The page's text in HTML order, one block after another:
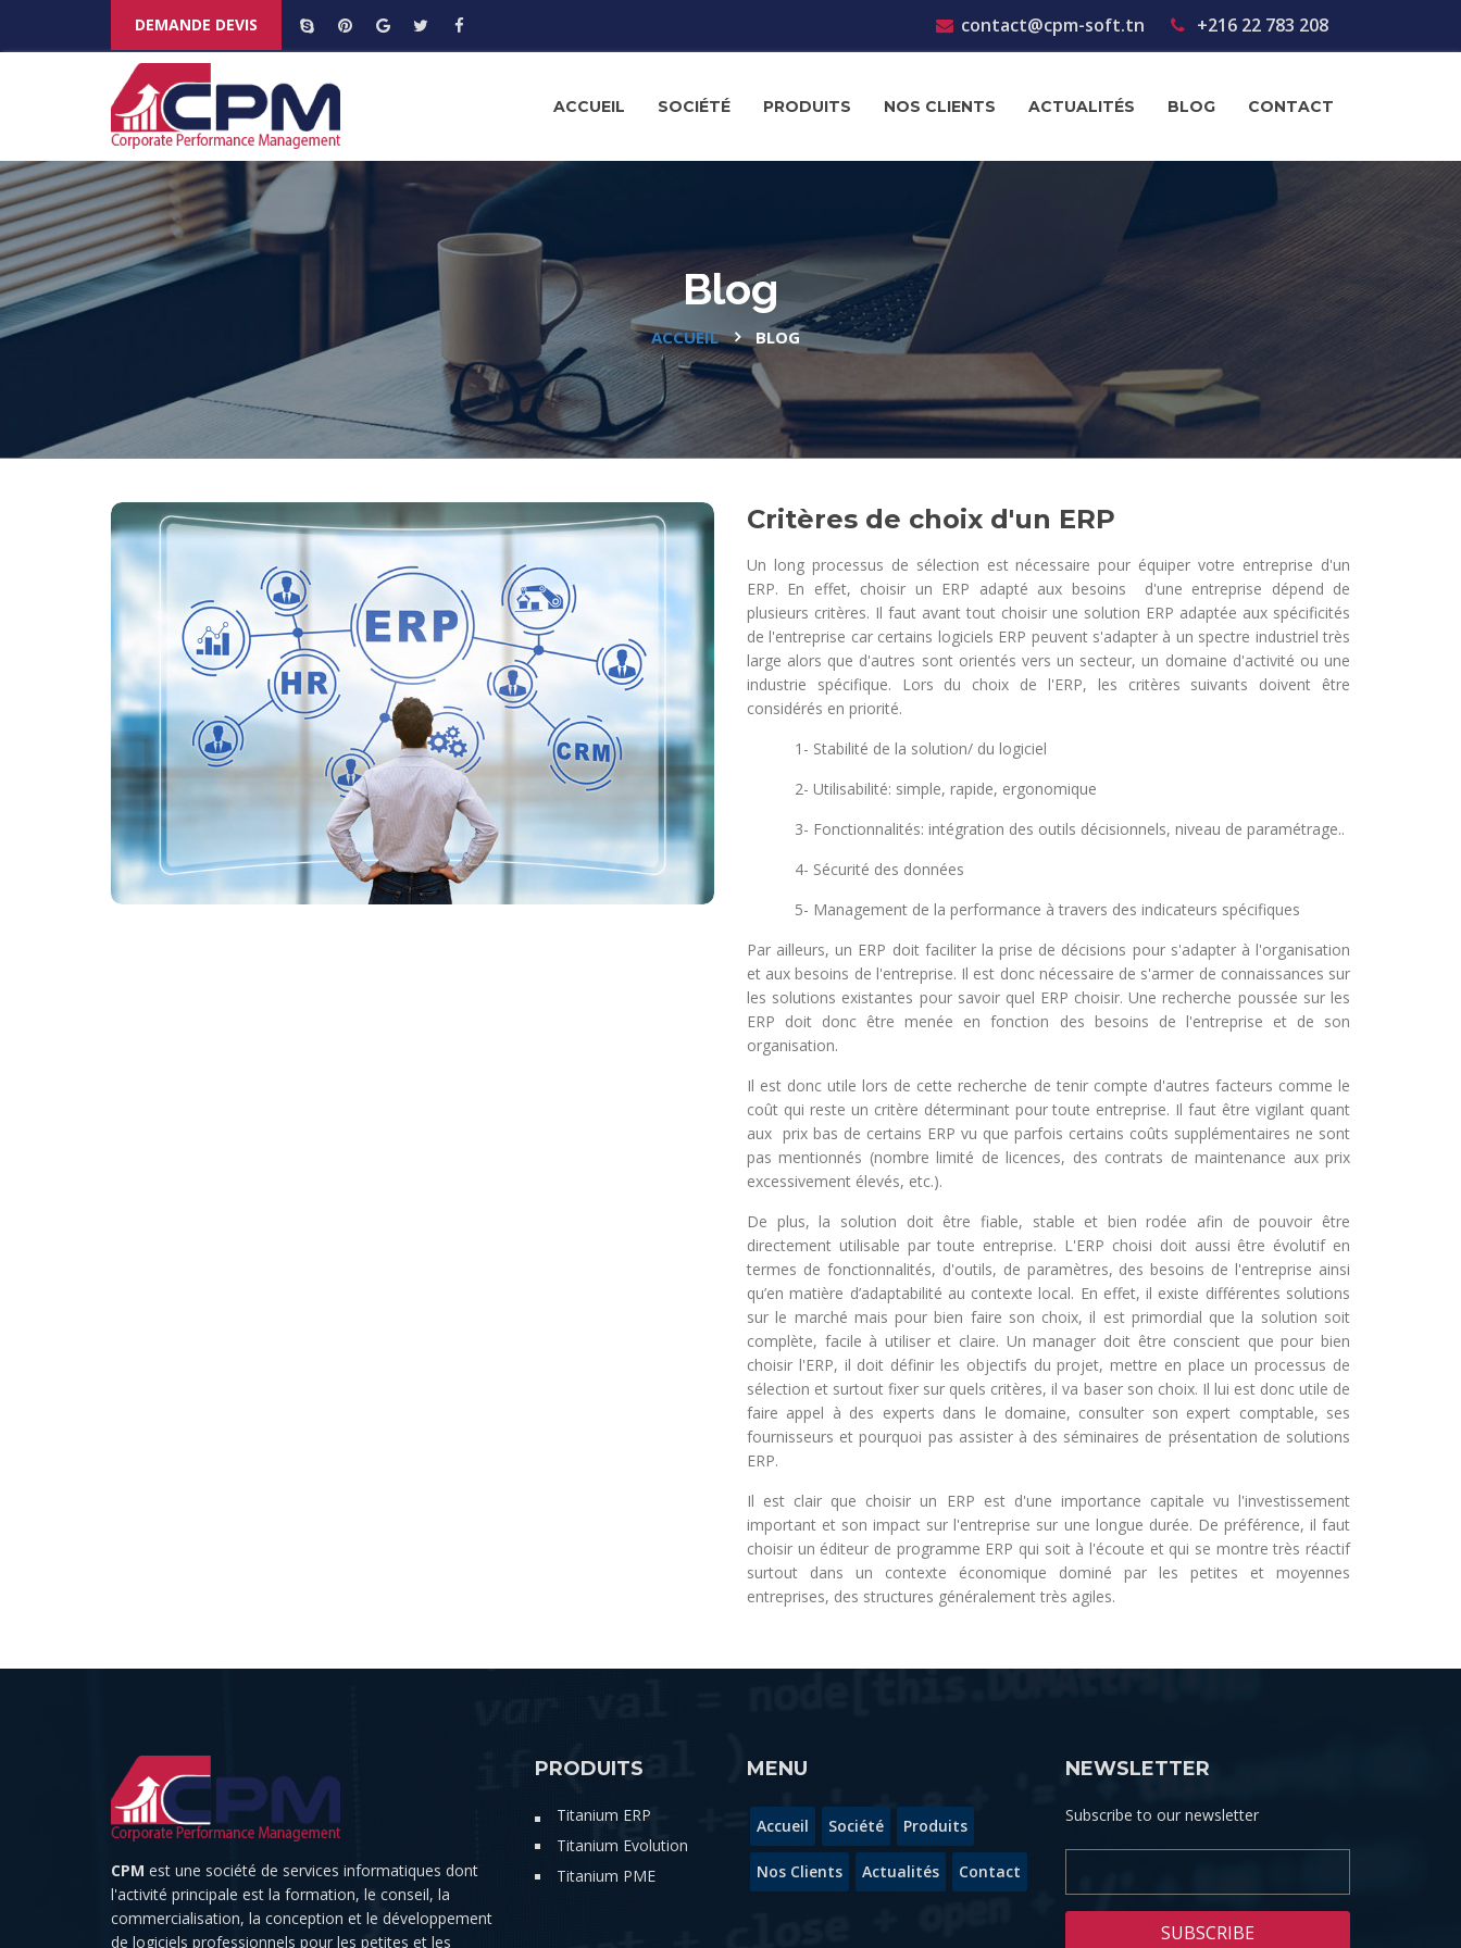
DEMANDE DEVIS contact@cpm-soft.tn +216 22 783 208
ACCUEIL SOCIÉTÉ PRODUITS NOS CLIENTS ACTUALITÉS BLOG CONTACT
Blog
ACCUEIL BLOG
Critères de choix d'un ERP
Un long processus de sélection est nécessaire pour équiper votre entreprise d'un
ERP. En effet, choisir un ERP adapté aux besoins d'une entreprise dépend de
plusieurs critères. Il faut avant tout choisir une solution ERP adaptée aux spécificités
de l'entreprise car certains logiciels ERP peuvent s'adapter à un spectre industriel très
large alors que d'autres sont orientés vers un secteur, un domaine d'activité ou une
industrie spécifique. Lors du choix de l'ERP, les critères suivants doivent être
considérés en priorité.
1- Stabilité de la solution/ du logiciel
2- Utilisabilité: simple, rapide, ergonomique
3- Fonctionnalités: intégration des outils décisionnels, niveau de paramétrage..
4- Sécurité des données
5- Management de la performance à travers des indicateurs spécifiques
Par ailleurs, un ERP doit faciliter la prise de décisions pour s'adapter à l'organisation
et aux besoins de l'entreprise. Il est donc nécessaire de s'armer de connaissances sur
les solutions existantes pour savoir quel ERP choisir. Une recherche poussée sur les
ERP doit donc être menée en fonction des besoins de l'entreprise et de son
organisation.
Il est donc utile lors de cette recherche de tenir compte d'autres facteurs comme le
coût qui reste un critère déterminant pour toute entreprise. Il faut être vigilant quant
aux prix bas de certains ERP vu que parfois certains coûts supplémentaires ne sont
pas mentionnés (nombre limité de licences, des contrats de maintenance aux prix
excessivement élevés, etc.).
De plus, la solution doit être fiable, stable et bien rodée afin de pouvoir être
directement utilisable par toute entreprise. L'ERP choisi doit aussi être évolutif en
termes de fonctionnalités, d'outils, de paramètres, des besoins de l'entreprise ainsi
qu’en matière d’adaptabilité au contexte local. En effet, il existe différentes solutions
sur le marché mais pour bien faire son choix, il est primordial que la solution soit
complète, facile à utiliser et claire. Un manager doit être conscient que pour bien
choisir l'ERP, il doit définir les objectifs du projet, mettre en place un processus de
sélection et surtout fixer sur quels critères, il va baser son choix. Il lui est donc utile de
faire appel à des experts dans le domaine, consulter son expert comptable, ses
fournisseurs et pourquoi pas assister à des séminaires de présentation de solutions
ERP.
Il est clair que choisir un ERP est d'une importance capitale vu l'investissement
important et son impact sur l'entreprise sur une longue durée. De préférence, il faut
choisir un éditeur de programme ERP qui soit à l'écoute et qui se montre très réactif
surtout dans un contexte économique dominé par les petites et moyennes
entreprises, des structures généralement très agiles.
CPM est une société de services informatiques dont
l'activité principale est la formation, le conseil, la
commercialisation, la conception et le développement
de logiciels professionnels pour les petites et les
PRODUITS
Titanium ERP
Titanium Evolution
Titanium PME
MENU
Accueil Société Produits
Nos Clients Actualités Contact
NEWSLETTER
Subscribe to our newsletter
SUBSCRIBE